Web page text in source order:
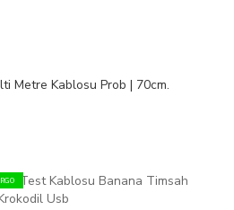
Metre Kablosu Prob | 70cm.